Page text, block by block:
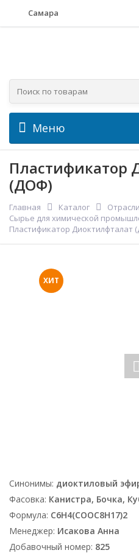
Самара
Меню
Пластификатор
(ДОФ)
Главная Каталог
Сырье для химической
Пластификатор Диоктилфталат
ХИТ
Синонимы: диоктиловый
Фасовка: Канистра, Бочка,
Формула: C6H4(COOC8H17)2
Менеджер: Исакова Анна
Добавочный номер: 825